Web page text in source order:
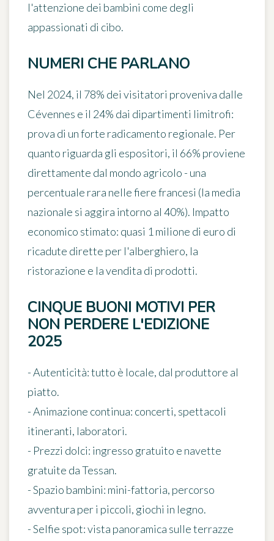
l'attenzione dei bambini come degli
appassionati di cibo.
NUMERI CHE PARLANO
Nel 2024, il 78% dei visitatori proveniva dalle
Cévennes e il 24% dai dipartimenti limitrofi:
prova di un forte radicamento regionale. Per
quanto riguarda gli espositori, il 66% proviene
direttamente dal mondo agricolo - una
percentuale rara nelle fiere francesi (la media
nazionale si aggira intorno al 40%). Impatto
economico stimato: quasi 1 milione di euro di
ricadute dirette per l'alberghiero, la
ristorazione e la vendita di prodotti.
CINQUE BUONI MOTIVI PER
NON PERDERE L'EDIZIONE
2025
-Autenticità: tutto è locale, dal produttore al
piatto.
-Animazione continua: concerti, spettacoli
itineranti, laboratori.
- Prezzi dolci: ingresso gratuito e navette
gratuite da Tessan.
-Spazio bambini: mini-fattoria, percorso
avventura per i piccoli, giochi in legno.
-Selfie spot: vista panoramica sulle terrazze